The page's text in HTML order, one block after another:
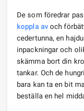
De som föredrar
koppla avoch
cedertunna, en
inpackningar och
skämma bort din
tankar. Och de
bara kan ta en bit
beställa en hel